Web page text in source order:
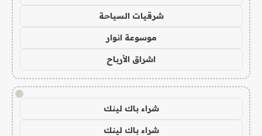
شرقيات السياحة
موسوعة انوار
اشراق الأرباح
!
شراء باك لينك
شراء باك لينك